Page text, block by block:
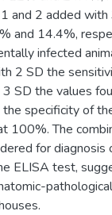
and 2 added
and 14.4%,
infected
2 SD the
SD the values
specificity of
100%. The
for diagnosis
ELISA test,